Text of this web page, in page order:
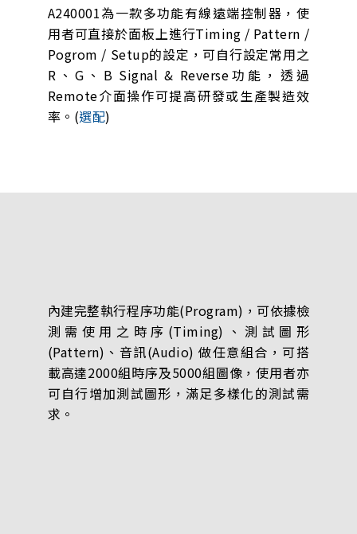
A240001為一款多功能有線遠端控制器，使
用者可直接於面板上進行Timing / Pattern /
Pogrom / Setup的設定，可自行設定常用之
R、G、B Signal & Reverse功能，透過
Remote介面操作可提高研發或生產製造效
率。(選配)
內建完整執行程序功能(Program)，可依據檢
測需使用之時序(Timing)、測試圖形
(Pattern)、音訊(Audio) 做任意組合，可搭
載高達2000組時序及5000組圖像，使用者亦
可自行增加測試圖形，滿足多樣化的測試需
求。